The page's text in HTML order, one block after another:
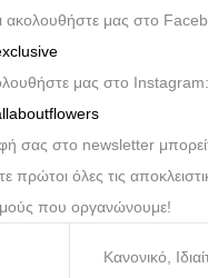
ακολουθήστε μας στο
μας στο Instagram:
σας στο newsletter
πρώτοι όλες τις
που οργανώνουμε!
Κανονικό,